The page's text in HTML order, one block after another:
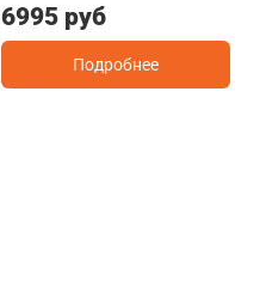
6995 руб
Подробнее